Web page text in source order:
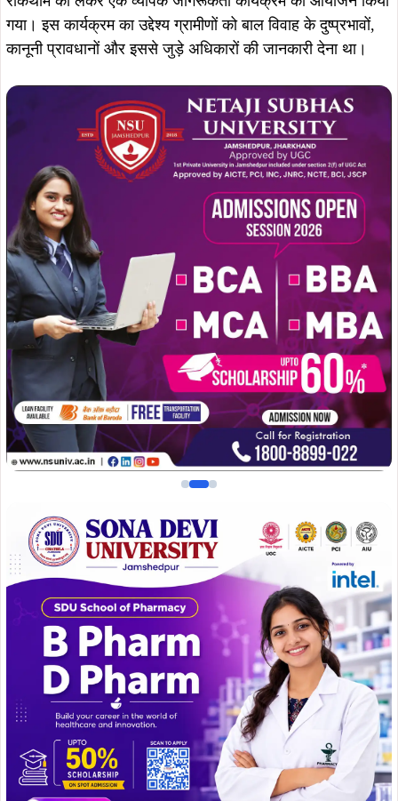
जागरूकता सत्र के दौरान ग्रामीणों को बताया गया कि बाल विवाह
सामाजिक, शैक्षणिक और स्वास्थ्य के लिहाज से बच्चों के भविष्य के लिए
अत्यंत घातक है। इसे रोकने के लिए शिक्षा, सामाजिक जागरूकता,
बालिकाओं का सशक्तिकरण और सख्त कानूनी कार्रवाई आवश्यक है।
ग्रामीणों को यह भी स्पष्ट रूप से समझाया गया कि विवाह की कानूनी
आयु क्या है और उसका पालन करना क्यों अनिवार्य है।